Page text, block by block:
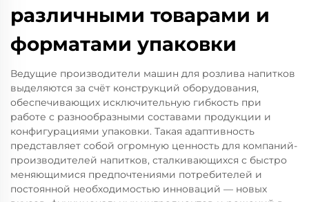
различными товарами и
форматами упаковки
Ведущие производители машин для розлива напитков
выделяются за счёт конструкций оборудования,
обеспечивающих исключительную гибкость при
работе с разнообразными составами продукции и
конфигурациями упаковки. Такая адаптивность
представляет собой огромную ценность для компаний-
производителей напитков, сталкивающихся с быстро
меняющимися предпочтениями потребителей и
постоянной необходимостью инноваций — новых